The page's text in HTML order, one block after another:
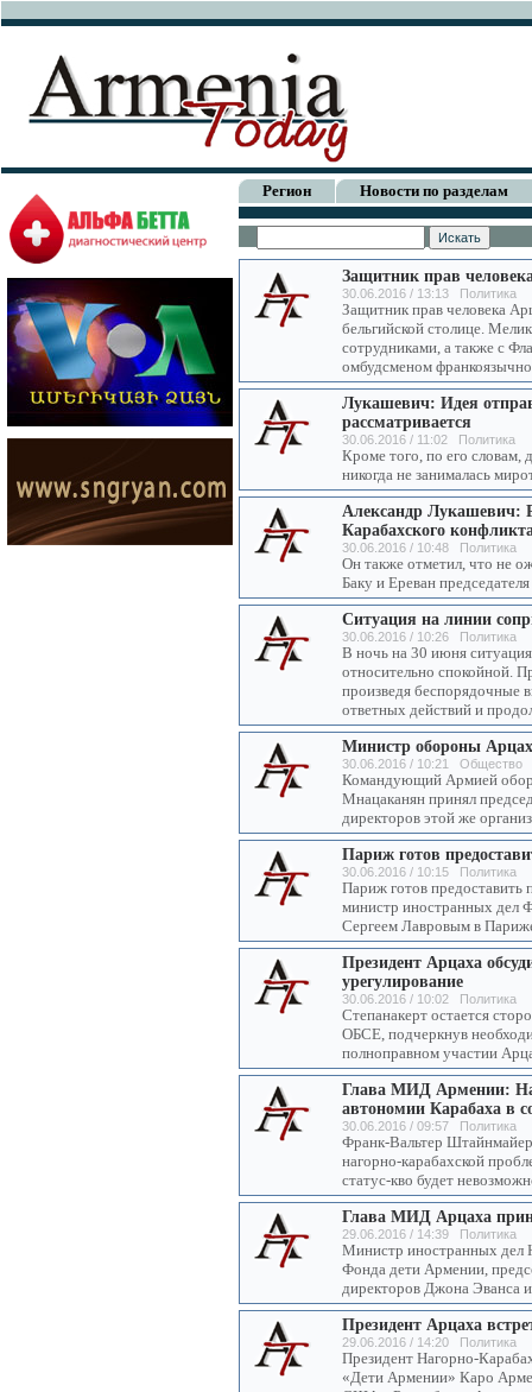
Регион Новости по разделам
Защитник прав
30.06.2016 / 13:13 Политика
Защитник прав человекa
бельгийской столице.
сотрудниками, а также с
омбудсменом
Лукашевич: Идея
рассматривается
30.06.2016 / 11:02 Политика
Кроме того, по его
никогда не занималась
Александр Лукашевич:
Карабахского
30.06.2016 / 10:48 Политика
Он также отметил, что не
Баку и Ереван
Ситуация на линии
30.06.2016 / 10:26 Политика
В ночь на 30 июня
относительно спокойной.
произведя беспорядочные
ответных действий и
Министр обороны
30.06.2016 / 10:21 Общество
Командующий Армией
Мнацаканян принял
директоров этой же
Париж готов
30.06.2016 / 10:15 Политика
Париж готов
министр иностранных дел
Сергеем Лавровым в
Президент Арцаха
урегулирование
30.06.2016 / 10:02 Политика
Степанакерт остается
ОБСЕ, подчеркнув
полноправном участии
Глава МИД Армении: На
автономии Карабаха в
30.06.2016 / 09:57 Политика
Франк-Вальтер Штайнмайер
нагорно-карабахской
статус-кво будет
Глава МИД Арцаха
29.06.2016 / 14:39 Политика
Министр иностранных дел
Фонда дети Армении,
директоров Джона Эванса
Президент Арцаха
29.06.2016 / 14:20 Политика
Президент Нагорно-
«Дети Армении» Каро